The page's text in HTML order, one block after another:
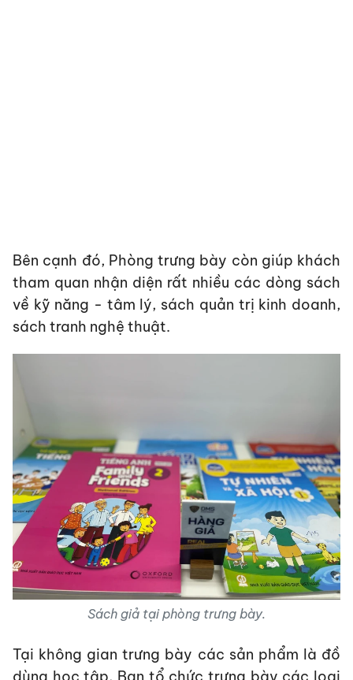
Bên cạnh đó, Phòng trưng bày còn giúp khách
tham quan nhận diện rất nhiều các dòng sách
về kỹ năng - tâm lý, sách quản trị kinh doanh,
sách tranh nghệ thuật.
Sách giả tại phòng trưng bày.
Tại không gian trưng bày các sản phẩm là đồ
dùng học tập, Ban tổ chức trưng bày các loại